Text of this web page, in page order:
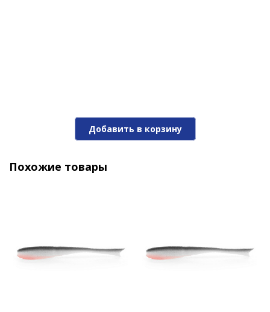
Добавить в корзину
Похожие товары